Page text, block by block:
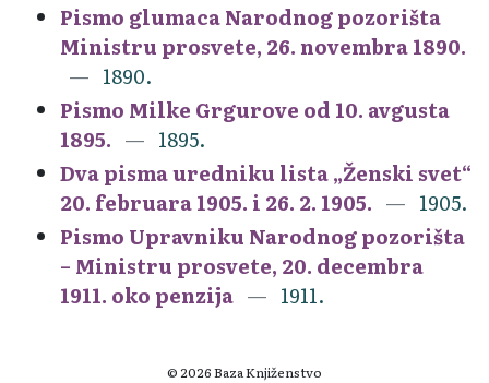
Pismo glumaca Narodnog pozorišta
Ministru prosvete, 26. novembra 1890.
1890.
Pismo Milke Grgurove od 10. avgusta
1895.
1895.
Dva pisma uredniku lista „Ženski svet“
20. februara 1905. i 26. 2. 1905.
1905.
Pismo Upravniku Narodnog pozorišta
– Ministru prosvete, 20. decembra
1911. oko penzija
1911.
© 2026 Baza Knjiženstvo